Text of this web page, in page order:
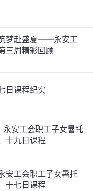
梦赴盛夏——永安工
三周精彩回顾
日课程纪实
永安工会职工子女暑托
十九日课程
安工会职工子女暑托
十七日课程